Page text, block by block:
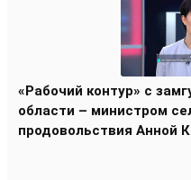
«Рабочий контур» с
области – министром
продовольствия Анной